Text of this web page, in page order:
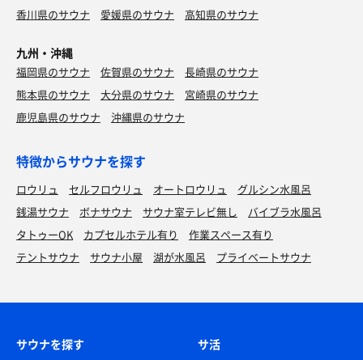
香川県のサウナ
愛媛県のサウナ 高知県のサウナ
九州・沖縄
福岡県のサウナ 佐賀県のサウナ
長崎県のサウナ
熊本県のサウナ
大分県のサウナ
宮崎県のサウナ
鹿児島県のサウナ
沖縄県のサウナ
特徴からサウナを探す
ロウリュ セルフロウリュ オートロウリュ
グルシン水風呂
銭湯サウナ
ボナサウナ サウナ室テレビ無し
バイブラ水風呂
タトゥーOK
カプセルホテル有り
作業スペース有り
テントサウナ
サウナ小屋 湖が水風呂 プライベートサウナ
サウナを探す サ活